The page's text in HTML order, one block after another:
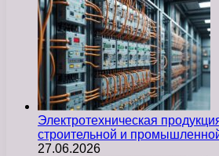
Электротехническая
строительной и
27.06.2026